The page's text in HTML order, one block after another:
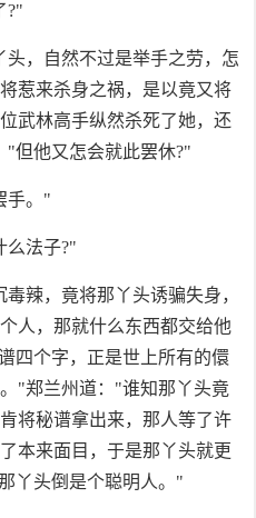
?"
，自然不过是举手之劳，怎
惹来杀身之祸，是以竟又将
武林高手纵然杀死了她，还
"但他又怎会就此罢休?"
手。"
么法子?"
辣，竟将那丫头诱骗失身，
人，那就什么东西都交给他
四个字，正是世上所有的儇
"郑兰州道："谁知那丫头竟
将秘谱拿出来，那人等了许
本来面目，于是那丫头就更
丫头倒是个聪明人。"